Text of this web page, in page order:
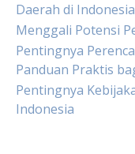
Daerah di Indonesia
Menggali Potensi
Pentingnya
Panduan Praktis
Pentingnya
Indonesia